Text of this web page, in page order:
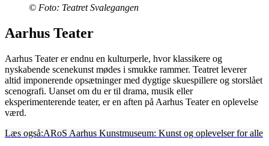
© Foto: Teatret Svalegangen
Aarhus Teater
Aarhus Teater er endnu en kulturperle, hvor klassikere og
nyskabende scenekunst mødes i smukke rammer. Teatret leverer
altid imponerende opsætninger med dygtige skuespillere og storslået
scenografi. Uanset om du er til drama, musik eller
eksperimenterende teater, er en aften på Aarhus Teater en oplevelse
værd.
Læs også:ARoS Aarhus Kunstmuseum: Kunst og oplevelser for alle